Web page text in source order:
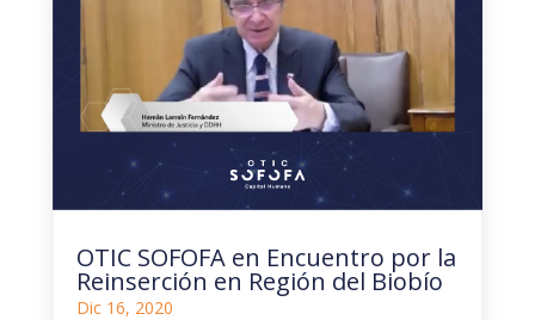
OTIC SOFOFA en Encuentro por la
Reinserción en Región del Biobío
Dic 16, 2020